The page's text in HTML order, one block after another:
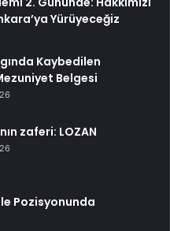
Yürüyeceğiz
Kaybedilen
Belgesi
zaferi: LOZAN
Pozisyonunda